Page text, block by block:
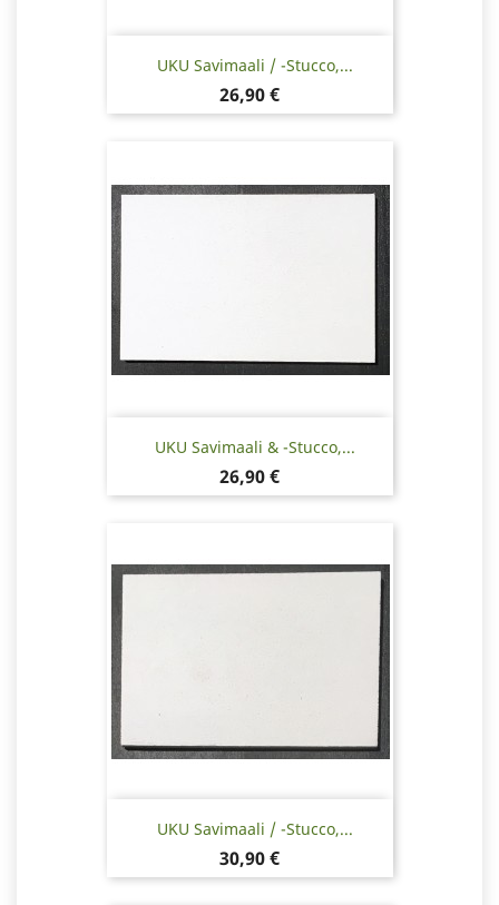
UKU Savimaali / -stucco,...
Hinta
26,90 €
UKU Savimaali & -stucco,...
Hinta
26,90 €
UKU Savimaali / -stucco,...
Hinta
30,90 €